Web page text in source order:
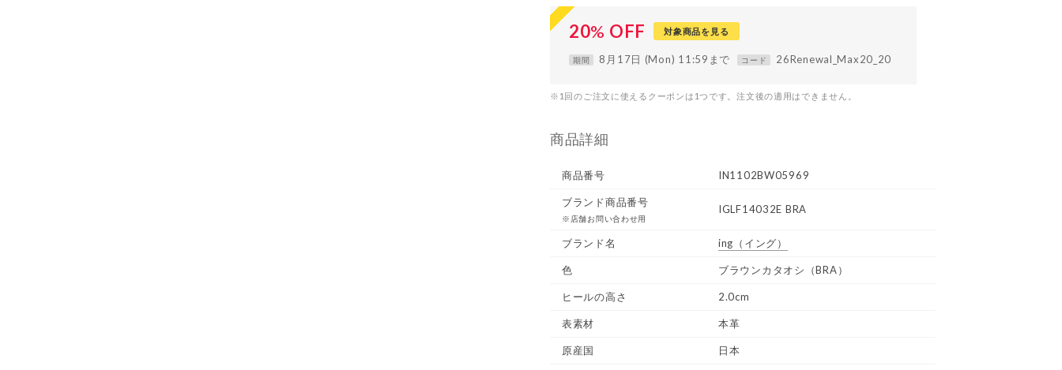
20% OFF 対象商品を見る
期間 8月17日 (Mon) 11:59まで コード 26Renewal_Max20_20
※1回のご注文に使えるクーポンは1つです。注文後の適用はできません。
商品詳細
商品番号 IN1102BW05969
ブランド商品番号
※店舗お問い合わせ用
IGLF14032E BRA
ブランド名 ing （イング）
色 ブラウンカタオシ（BRA）
ヒールの高さ 2.0cm
表素材 本革
原産国 日本